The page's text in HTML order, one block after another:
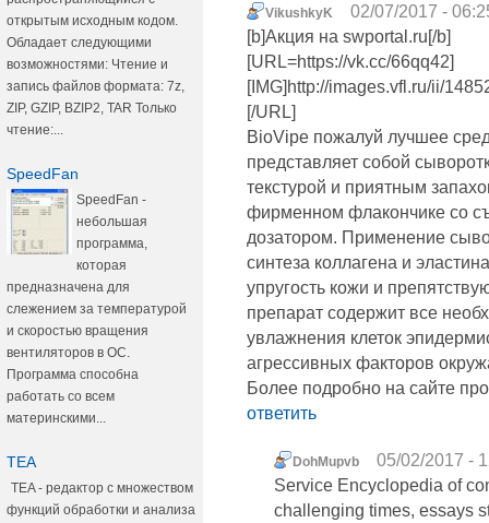
открытым исходным кодом.
Обладает следующими
возможностями: Чтение и
запись файлов формата: 7z,
ZIP, GZIP, BZIP2, TAR Только
чтение:...
SpeedFan
SpeedFan -
небольшая
программа,
которая
предназначена для
слежением за температурой
и скоростью вращения
вентиляторов в ОС.
Программа способна
работать со всем
материнскими...
TEA
TEA - редактор с множеством
функций обработки и анализа
VikushkyK
02/07/2017 -
[b]Акция на swportal.ru[/b]
[URL=https://vk.cc/66qq42]
[IMG]http://images.vfl.ru/ii/
[/URL]
BioVipe пожалуй лучшее
представляет собой
текстурой и приятным
фирменном флакончике со
дозатором. Применение
синтеза коллагена и
упругость кожи и
препарат содержит все
увлажнения клеток
агрессивных факторов
Более подробно на сайте
ответить
DohMupvb
05/02/2017 -
Service Encyclopedia of
challenging times, essays